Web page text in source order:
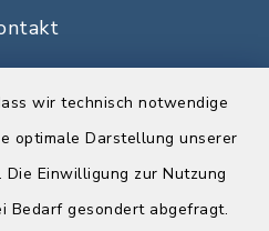
wir technisch notwendige
optimale Darstellung unserer
Einwilligung zur Nutzung
Bedarf gesondert abgefragt.